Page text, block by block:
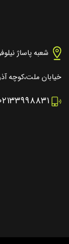
شعبه پاساژ
خیابان ملت،کوچه